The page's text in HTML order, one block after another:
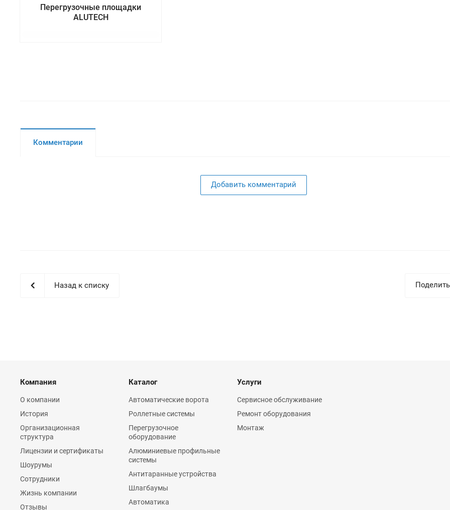
Перегрузочные площадки
ALUTECH
Комментарии
Добавить комментарий
Назад к списку
Компания
О компании
История
Организационная
структура
Лицензии и сертификаты
Шоурумы
Сотрудники
Жизнь компании
Отзывы
Каталог
Автоматические ворота
Роллетные системы
Перегрузочное
оборудование
Алюминиевые профильные
системы
Антитаранные устройства
Шлагбаумы
Автоматика
Услуги
Сервисное обслуживание
Ремонт оборудования
Монтаж